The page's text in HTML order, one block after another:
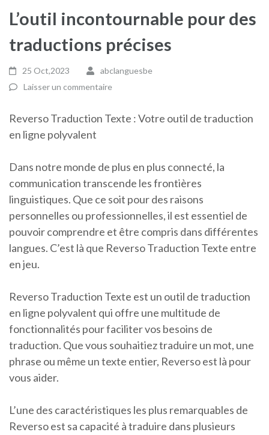
L’outil incontournable pour des
traductions précises
25 Oct,2023
abclanguesbe
Laisser un commentaire
Reverso Traduction Texte : Votre outil de traduction
en ligne polyvalent
Dans notre monde de plus en plus connecté, la
communication transcende les frontières
linguistiques. Que ce soit pour des raisons
personnelles ou professionnelles, il est essentiel de
pouvoir comprendre et être compris dans différentes
langues. C’est là que Reverso Traduction Texte entre
en jeu.
Reverso Traduction Texte est un outil de traduction
en ligne polyvalent qui offre une multitude de
fonctionnalités pour faciliter vos besoins de
traduction. Que vous souhaitiez traduire un mot, une
phrase ou même un texte entier, Reverso est là pour
vous aider.
L’une des caractéristiques les plus remarquables de
Reverso est sa capacité à traduire dans plusieurs